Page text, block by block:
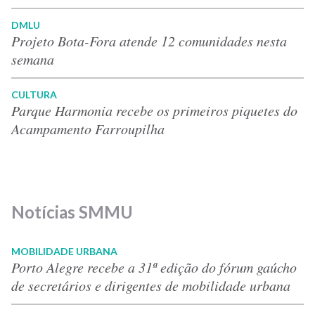
DMLU
Projeto Bota-Fora atende 12 comunidades nesta
semana
CULTURA
Parque Harmonia recebe os primeiros piquetes do
Acampamento Farroupilha
Notícias SMMU
MOBILIDADE URBANA
Porto Alegre recebe a 31ª edição do fórum gaúcho
de secretários e dirigentes de mobilidade urbana